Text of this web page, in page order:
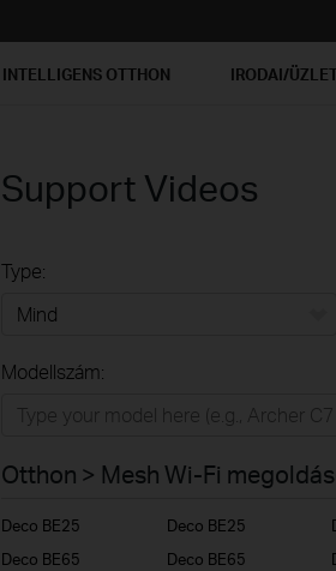
INTELLIGENS OTTHON IRODAI/
Support Videos
Type:
Irodai/üzleti
Szolgáltatóknak
Modellszám:
Otthon > Mesh Wi-Fi
Deco BE25 Deco BE25
Deco BE65
Deco BE65